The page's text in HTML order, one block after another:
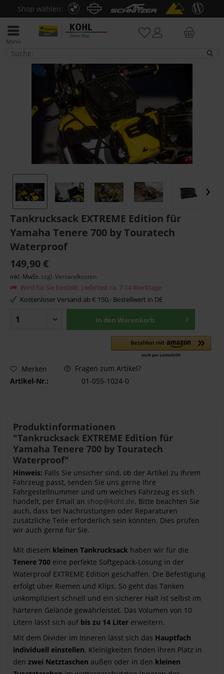
Shop wählen:
Menü
Tankrucksäcke
Tankrucksack EXTREME Edition für
Yamaha Tenere 700 by Touratech
Waterproof
149,90 €
inkl. MwSt. zzgl. Versandkosten
Wird für Sie bestellt. Lieferzeit ca. 7-14 Werktage
Kostenloser Versand ab € 150,- Bestellwert in DE
In den Warenkorb
Merken
Fragen zum Artikel?
Artikel-Nr.:
01-055-1024-0
Produktinformationen
"Tankrucksack EXTREME Edition für
Yamaha Tenere 700 by Touratech
Waterproof"
Hinweis: Falls Sie unsicher sind, ob der Artikel zu Ihrem
Fahrzeug passt, senden Sie uns gerne Ihre
Fahrgestellnummer und um welches Fahrzeug es sich
handelt, per Email an shop@kohl.de. Bitte beachten Sie
auch, dass bei Nachrüstungen oder Reparaturen
zusätzliche Teile erforderlich sein könnten. Dies prüfen
wir auch gerne für Sie.
Mit diesem kleinen Tankrucksack haben wir für die
Tenere 700 eine perfekte Softgepäck-Lösung in der
Waterproof EXTREME Edition geschaffen. Die Befestigung
erfolgt über Riemen und Klips. So geht das Tanken
unkompliziert schnell und ein sicherer Halt ist selbst im
härteren Gelände gewährleistet. Das Volumen von 10
Litern lässt sich auf bis zu 14 Liter erweitern.
Mit dem Divider im Inneren lässt sich das Hauptfach
individuell einstellen. Kleinigkeiten finden ihren Platz in
den zwei Netztaschen außen oder in den kleinen